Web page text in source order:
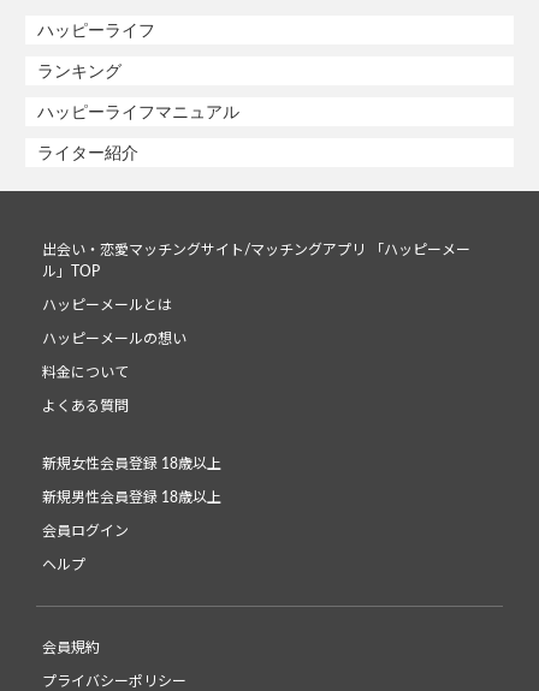
ハッピーライフ
ランキング
ハッピーライフマニュアル
ライター紹介
出会い・恋愛マッチングサイト/マッチングアプリ 「ハッピーメー
ル」TOP
ハッピーメールとは
ハッピーメールの想い
料金について
よくある質問
新規女性会員登録 18歳以上
新規男性会員登録 18歳以上
会員ログイン
ヘルプ
会員規約
プライバシーポリシー